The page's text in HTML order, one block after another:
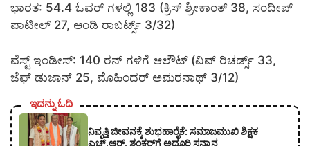
ಭಾರತ: 54.4 ಓವರ್ ಗಳಲ್ಲಿ 183 (ಕ್ರಿಸ್ ಶ್ರೀಕಾಂತ್ 38, ಸಂದೀಪ್
ಪಾಟೀಲ್ 27, ಆಂಡಿ ರಾಬರ್ಟ್ಸ್ 3/32)
ವೆಸ್ಟ್ ಇಂಡೀಸ್: 140 ರನ್ ಗಳಿಗೆ ಆಲೌಟ್ (ವಿವ್ ರಿಚರ್ಡ್ಸ್ 33,
ಜೆಫ್ ಡುಜಾನ್ 25, ಮೊಹಿಂದರ್ ಅಮರನಾಥ್ 3/12)
ಇದನ್ನು ಓದಿ
ನಿವೃತ್ತಿ ಜೀವನಕ್ಕೆ ಶುಭಹಾರೈಕೆ: ಸಮಾಜಮುಖಿ ಶಿಕ್ಷಕ
ಎಚ್.ಆರ್. ಶಂಕರ್‌ಗೆ ಅದ್ಧೂರಿ ಸನ್ಮಾನ